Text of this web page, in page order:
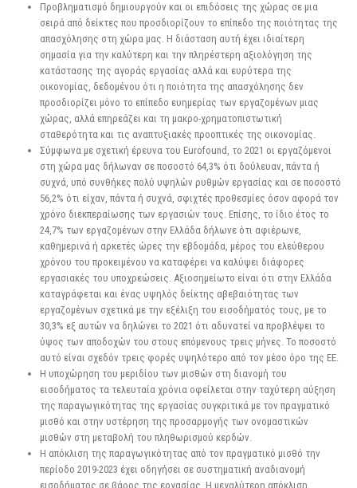
Προβληματισμό δημιουργούν και οι επιδόσεις της χώρας σε μια
σειρά από δείκτες που προσδιορίζουν το επίπεδο της ποιότητας της
απασχόλησης στη χώρα μας. Η διάσταση αυτή έχει ιδιαίτερη
σημασία για την καλύτερη και την πληρέστερη αξιολόγηση της
κατάστασης της αγοράς εργασίας αλλά και ευρύτερα της
οικονομίας, δεδομένου ότι η ποιότητα της απασχόλησης δεν
προσδιορίζει μόνο το επίπεδο ευημερίας των εργαζομένων μιας
χώρας, αλλά επηρεάζει και τη μακρο-χρηματοπιστωτική
σταθερότητα και τις αναπτυξιακές προοπτικές της οικονομίας.
Σύμφωνα με σχετική έρευνα του Eurofound, το 2021 οι εργαζόμενοι
στη χώρα μας δήλωναν σε ποσοστό 64,3% ότι δούλευαν, πάντα ή
συχνά, υπό συνθήκες πολύ υψηλών ρυθμών εργασίας και σε ποσοστό
56,2% ότι είχαν, πάντα ή συχνά, σφιχτές προθεσμίες όσον αφορά τον
χρόνο διεκπεραίωσης των εργασιών τους. Επίσης, το ίδιο έτος το
24,7% των εργαζομένων στην Ελλάδα δήλωνε ότι αφιέρωνε,
καθημερινά ή αρκετές ώρες την εβδομάδα, μέρος του ελεύθερου
χρόνου του προκειμένου να καταφέρει να καλύψει διάφορες
εργασιακές του υποχρεώσεις. Αξιοσημείωτο είναι ότι στην Ελλάδα
καταγράφεται και ένας υψηλός δείκτης αβεβαιότητας των
εργαζομένων σχετικά με την εξέλιξη του εισοδήματός τους, με το
30,3% εξ αυτών να δηλώνει το 2021 ότι αδυνατεί να προβλέψει το
ύψος των αποδοχών του στους επόμενους τρεις μήνες. Το ποσοστό
αυτό είναι σχεδόν τρεις φορές υψηλότερο από τον μέσο όρο της ΕΕ.
Η υποχώρηση του μεριδίου των μισθών στη διανομή του
εισοδήματος τα τελευταία χρόνια οφείλεται στην ταχύτερη αύξηση
της παραγωγικότητας της εργασίας συγκριτικά με τον πραγματικό
μισθό και στην υστέρηση της προσαρμογής των ονομαστικών
μισθών στη μεταβολή του πληθωρισμού κερδών.
Η απόκλιση της παραγωγικότητας από τον πραγματικό μισθό την
περίοδο 2019-2023 έχει οδηγήσει σε συστηματική αναδιανομή
εισοδήματος σε βάρος της εργασίας. Η μεγαλύτερη απόκλιση